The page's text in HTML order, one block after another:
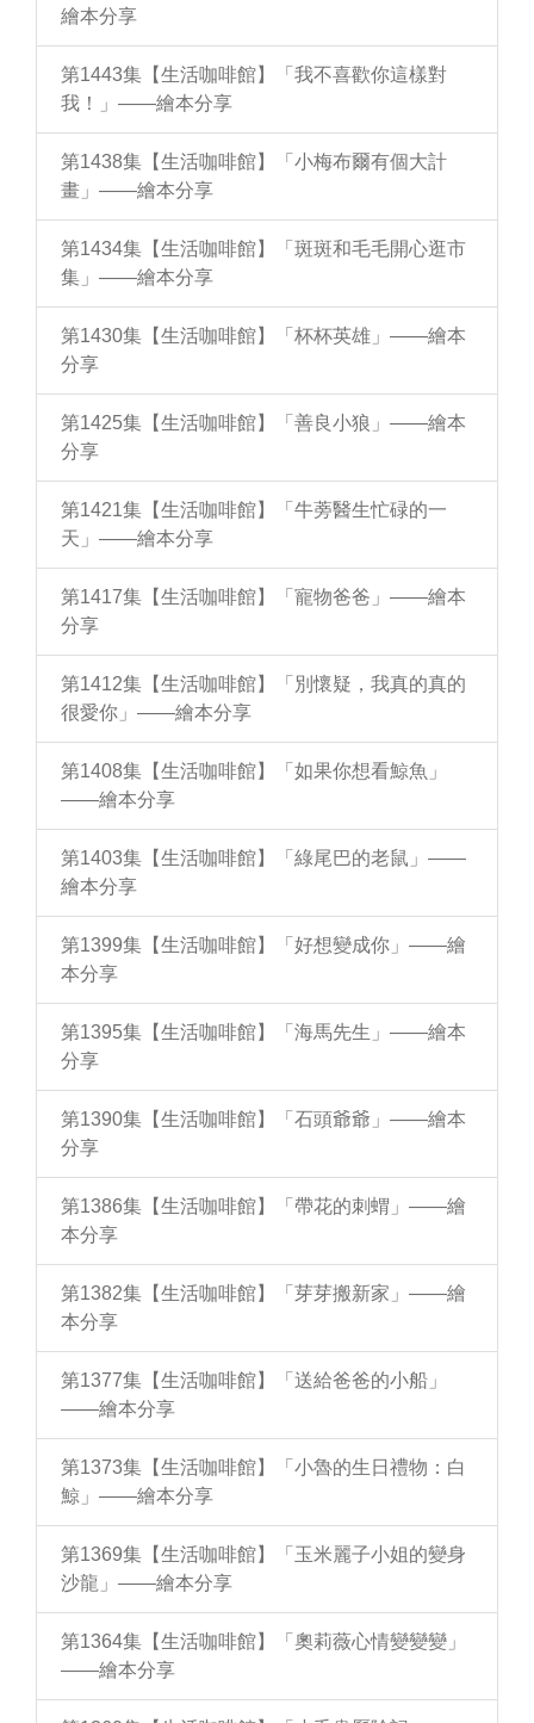
繪本分享
第1443集【生活咖啡館】「我不喜歡你這樣對
我！」——繪本分享
第1438集【生活咖啡館】「小梅布爾有個大計
畫」——繪本分享
第1434集【生活咖啡館】「斑斑和毛毛開心逛市
集」——繪本分享
第1430集【生活咖啡館】「杯杯英雄」——繪本
分享
第1425集【生活咖啡館】「善良小狼」——繪本
分享
第1421集【生活咖啡館】「牛蒡醫生忙碌的一
天」——繪本分享
第1417集【生活咖啡館】「寵物爸爸」——繪本
分享
第1412集【生活咖啡館】「別懷疑，我真的真的
很愛你」——繪本分享
第1408集【生活咖啡館】「如果你想看鯨魚」
——繪本分享
第1403集【生活咖啡館】「綠尾巴的老鼠」——
繪本分享
第1399集【生活咖啡館】「好想變成你」——繪
本分享
第1395集【生活咖啡館】「海馬先生」——繪本
分享
第1390集【生活咖啡館】「石頭爺爺」——繪本
分享
第1386集【生活咖啡館】「帶花的刺蝟」——繪
本分享
第1382集【生活咖啡館】「芽芽搬新家」——繪
本分享
第1377集【生活咖啡館】「送給爸爸的小船」
——繪本分享
第1373集【生活咖啡館】「小魯的生日禮物：白
鯨」——繪本分享
第1369集【生活咖啡館】「玉米麗子小姐的變身
沙龍」——繪本分享
第1364集【生活咖啡館】「奧莉薇心情變變變」
——繪本分享